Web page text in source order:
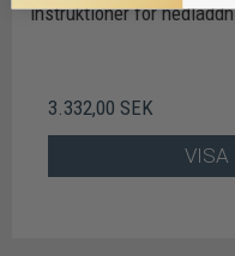
instruktioner för
3.332,00 SEK
VISA